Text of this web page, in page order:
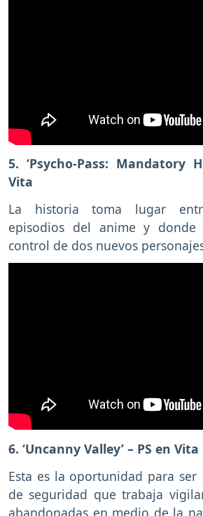
5. ‘Psycho-Pass: Mandatory
Vita
La historia toma lugar
episodios del anime y
control de dos nuevos
6. ‘Uncanny Valley’ – PS en Vita
Esta es la oportunidad para
de seguridad que trabaja
abandonadas en medio de la